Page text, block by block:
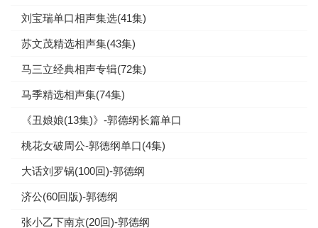
刘宝瑞单口相声集选(41集)
苏文茂精选相声集(43集)
马三立经典相声专辑(72集)
马季精选相声集(74集)
《丑娘娘(13集)》-郭德纲长篇单口
桃花女破周公-郭德纲单口(4集)
大话刘罗锅(100回)-郭德纲
济公(60回版)-郭德纲
张小乙下南京(20回)-郭德纲